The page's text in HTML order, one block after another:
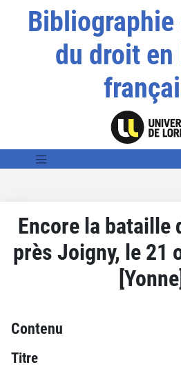
du droit en
Encore la bataille
près Joigny, le 21
Contenu
Titre